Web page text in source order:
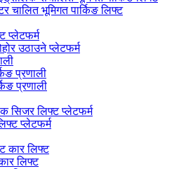
चालित भूमिगत पार्किङ लिफ्ट
प्लेटफर्म
उठाउने प्लेटफर्म
प्रणाली
प्रणाली
सिजर लिफ्ट प्लेटफर्म
प्लेटफर्म
कार लिफ्ट
लिफ्ट